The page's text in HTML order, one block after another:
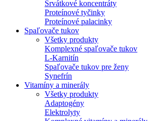
Srvátkové koncentráty
Proteínové tyčinky
Proteínové palacinky
Spaľovače tukov
Všetky produkty
Komplexné spaľovače tukov
L-Karnitín
Spaľovače tukov pre ženy
Synefrín
Vitamíny a minerály
Všetky produkty
Adaptogény
Elektrolyty